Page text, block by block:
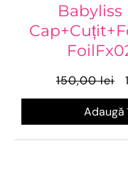
Babyliss
150,00 lei
Adaugă